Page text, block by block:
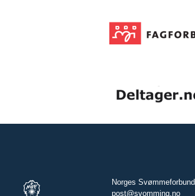
Norges Svømmeforbund
post@svomming.no